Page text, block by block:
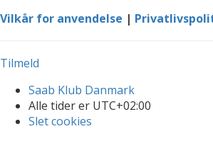
Vilkår for anvendelse |
Tilmeld
Saab Klub Danmark
Alle tider er UTC+02:00
Slet cookies